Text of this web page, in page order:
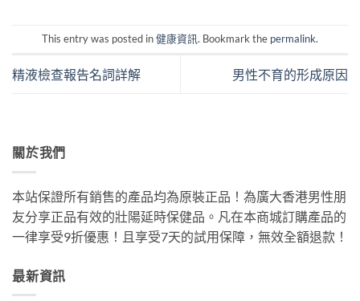
This entry was posted in健康資訊. Bookmark the permalink.
精液檢查報告名詞詳解 男性不育的形成原因
關於我們
本站保證所有銷售的產品均為原裝正品！為廣大香港男性朋
友分享正品有效的壯陽延時保健品。凡在本商城訂購產品的
一律享受9折優惠！且享受7天的試用保障，無效全額退款！
最新資訊